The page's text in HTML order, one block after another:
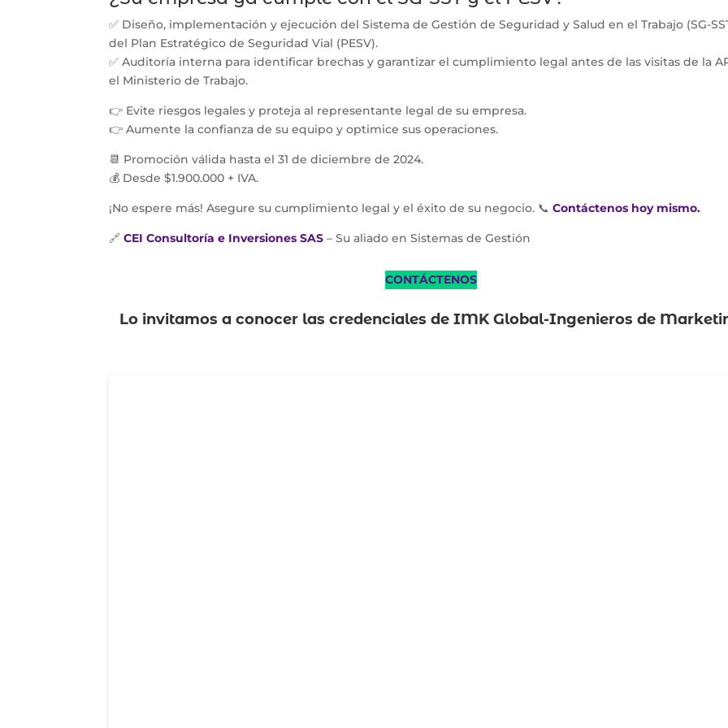
✅ Diseño, implementación y ejecución del Sistema de Gestión de Seguridad y Salud en el Trabajo (SG-
del Plan Estratégico de Seguridad Vial (PESV).
✅ Auditoría interna para identificar brechas y garantizar el cumplimiento legal antes de las visitas de la
el Ministerio de Trabajo.
👉 Evite riesgos legales y proteja al representante legal de su empresa.
👉 Aumente la confianza de su equipo y optimice sus operaciones.
📆 Promoción válida hasta el 31 de diciembre de 2024.
💰 Desde $1.900.000 + IVA.
¡No espere más! Asegure su cumplimiento legal y el éxito de su negocio. 📞Contáctenos hoy mismo.
🔗CEI Consultoría e Inversiones SAS – Su aliado en Sistemas de Gestión
CONTÁCTENOS
Lo invitamos a conocer las credenciales de IMK Global-Ingenieros de